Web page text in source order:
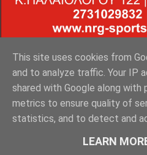
VOiD ΣΠΑΡΤΗ
This site uses cookies from
and to analyze traffic. Your IP
shared with Google along with
metrics to ensure quality of
statistics, and to detect and
LEARN